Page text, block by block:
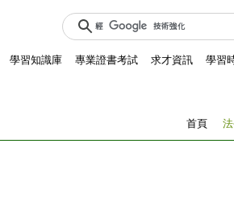
學習知識庫 專業證書考試 求才資訊 學習
首頁